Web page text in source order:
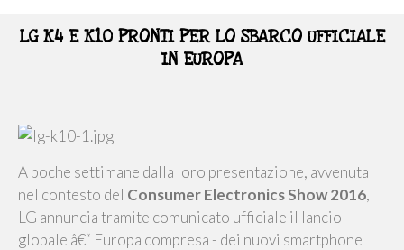
LG K4 E K10 PRONTI PER LO SBARCO UFFICIALE
IN EUROPA
A poche settimane dalla loro presentazione, avvenuta
nel contesto del Consumer Electronics Show 2016,
LG annuncia tramite comunicato ufficiale il lancio
globale â€“ Europa compresa - dei nuovi smartphone